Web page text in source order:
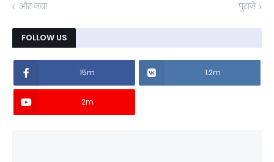
और नया पुराने
FOLLOW US
15m 1.2m
2m